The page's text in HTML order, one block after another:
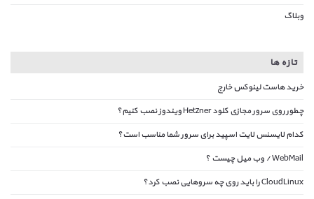
وبلاگ
تازه ها
خرید هاست لینوکس خارج
چطور روی سرور مجازی کلود Hetzner ویندوز نصب کنیم؟
کدام لایسنس لایت اسپید برای سرور شما مناسب است؟
WebMail / وب میل چیست ؟
CloudLinux را باید روی چه سروهایی نصب کرد؟